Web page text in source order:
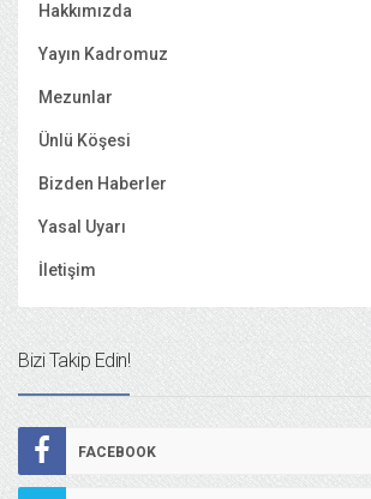
Hakkımızda
Yayın Kadromuz
Mezunlar
Ünlü Köşesi
Bizden Haberler
Yasal Uyarı
İletişim
Bizi Takip Edin!
FACEBOOK